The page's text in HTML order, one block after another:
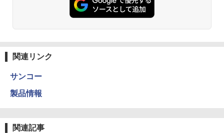
関連リンク
サンコー
製品情報
関連記事